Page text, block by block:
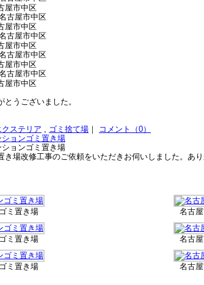
屋市中区
屋市中区
屋市中区
屋市中区
屋市中区
うございました。
クステリア , ゴミ捨て場 ｜
コメント（0）
ョンゴミ置き場
ョンゴミ置き場
場改修工事のご依頼をいただきお伺いしました。あり
ミ置き場 名古
ミ置き場 名古
ミ置き場 名古